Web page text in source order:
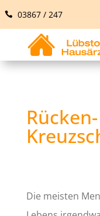
03867 / 247
Die meisten